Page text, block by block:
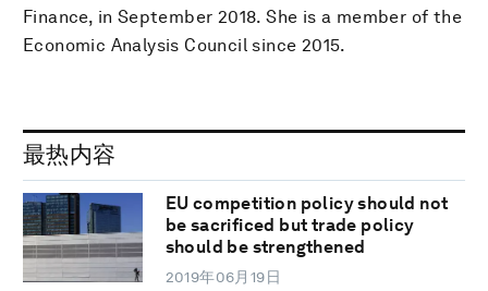
Finance, in September 2018. She is a member of the
Economic Analysis Council since 2015.
最热内容
EU competition policy should not
be sacrificed but trade policy
should be strengthened
2019年06月19日